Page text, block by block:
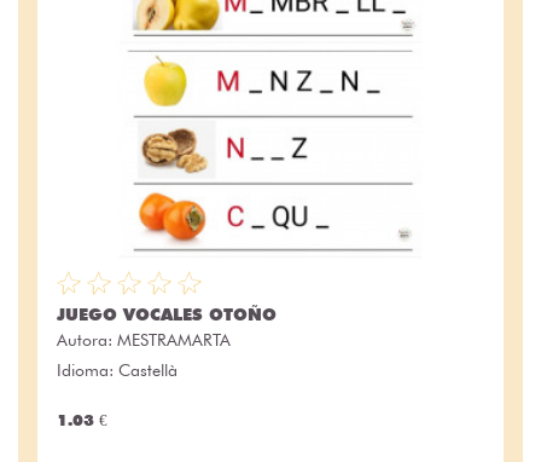
JUEGO VOCALES OTOÑO
Autora: MESTRAMARTA
Idioma: Castellà
1.03 €